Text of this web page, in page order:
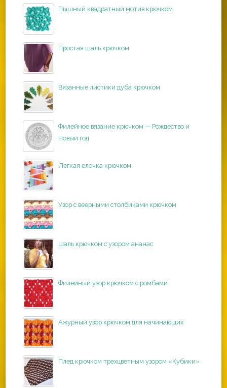
Пышный квадратный мотив крючком
Простая шаль крючком
Вязанные листики дуба крючком
Филейное вязание крючком — Рождество и
Новый год
Легкая елочка крючком
Узор с веерными столбиками крючком
Шаль крючком с узором ананас
Филейный узор крючком с ромбами
Ажурный узор крючком для начинающих
Плед крючком трехцветным узором «Кубики»